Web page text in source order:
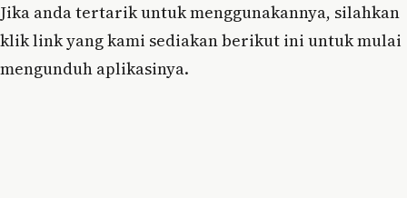
Jika anda tertarik untuk menggunakannya, silahkan
klik link yang kami sediakan berikut ini untuk mulai
mengunduh aplikasinya.